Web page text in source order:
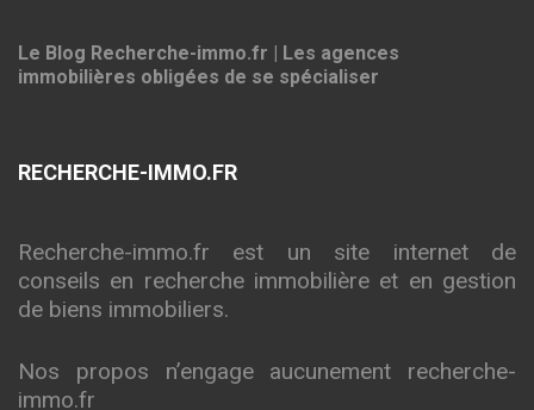
Le Blog Recherche-immo.fr | Les agences
immobilières obligées de se spécialiser
RECHERCHE-IMMO.FR
Recherche-immo.fr est un site internet de
conseils en recherche immobilière et en gestion
de biens immobiliers.
Nos propos n’engage aucunement recherche-
immo.fr